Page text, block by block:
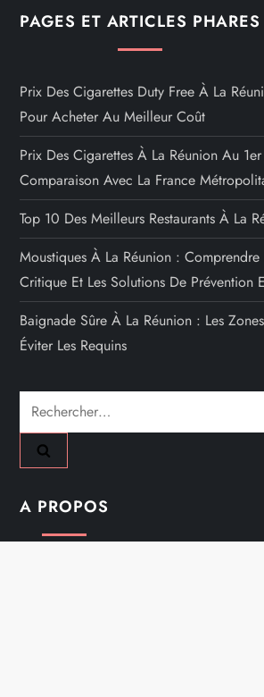
PAGES ET ARTICLES PHARES
Prix Des Cigarettes Duty Free À La
Pour Acheter Au Meilleur Coût
Prix Des Cigarettes À La Réunion Au
Comparaison Avec La France
Top 10 Des Meilleurs Restaurants À La
Moustiques À La Réunion :
Critique Et Les Solutions De Prévention
Baignade Sûre À La Réunion : Les
Éviter Les Requins
Rechercher :
A PROPOS